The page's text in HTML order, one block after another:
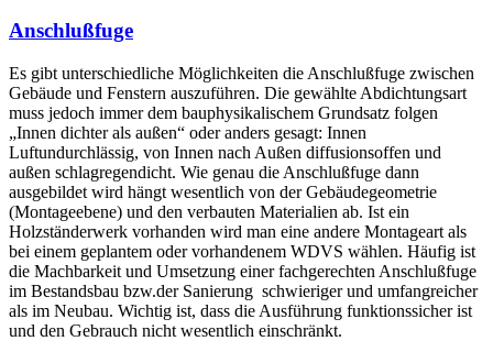
Anschlußfuge
Es gibt unterschiedliche Möglichkeiten die Anschlußfuge zwischen
Gebäude und Fenstern auszuführen. Die gewählte Abdichtungsart
muss jedoch immer dem bauphysikalischem Grundsatz folgen
„Innen dichter als außen“ oder anders gesagt: Innen
Luftundurchlässig, von Innen nach Außen diffusionsoffen und
außen schlagregendicht. Wie genau die Anschlußfuge dann
ausgebildet wird hängt wesentlich von der Gebäudegeometrie
(Montageebene) und den verbauten Materialien ab. Ist ein
Holzständerwerk vorhanden wird man eine andere Montageart als
bei einem geplantem oder vorhandenem WDVS wählen. Häufig ist
die Machbarkeit und Umsetzung einer fachgerechten Anschlußfuge
im Bestandsbau bzw.der Sanierung schwieriger und umfangreicher
als im Neubau. Wichtig ist, dass die Ausführung funktionssicher ist
und den Gebrauch nicht wesentlich einschränkt.